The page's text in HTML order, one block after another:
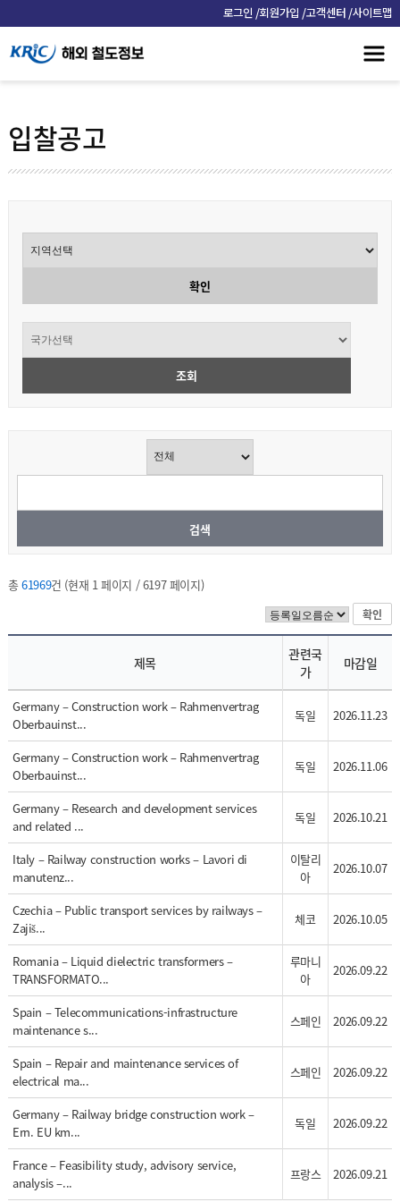
로그인 /회원가입 /고객센터 /사이트맵
입찰공고
확인
조회
검색
총61969건 (현재 1 페이지 / 6197 페이지)
확인
제목
관련국
가
마감일
Germany – Construction work – Rahmenvertrag
Oberbauinst...
독일 2026.11.23
Germany – Construction work – Rahmenvertrag
Oberbauinst...
독일 2026.11.06
Germany – Research and development services
and related ...
독일 2026.10.21
Italy – Railway construction works – Lavori di
manutenz...
이탈리
아
2026.10.07
Czechia – Public transport services by railways –
Zajiš...
체코 2026.10.05
Romania – Liquid dielectric transformers –
TRANSFORMATO...
루마니
아
2026.09.22
Spain – Telecommunications-infrastructure
maintenance s...
스페인 2026.09.22
Spain – Repair and maintenance services of
electrical ma...
스페인 2026.09.22
Germany – Railway bridge construction work –
Ern. EU km...
독일 2026.09.22
France – Feasibility study, advisory service,
analysis –...
프랑스 2026.09.21